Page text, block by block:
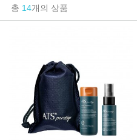
총 14개의 상품